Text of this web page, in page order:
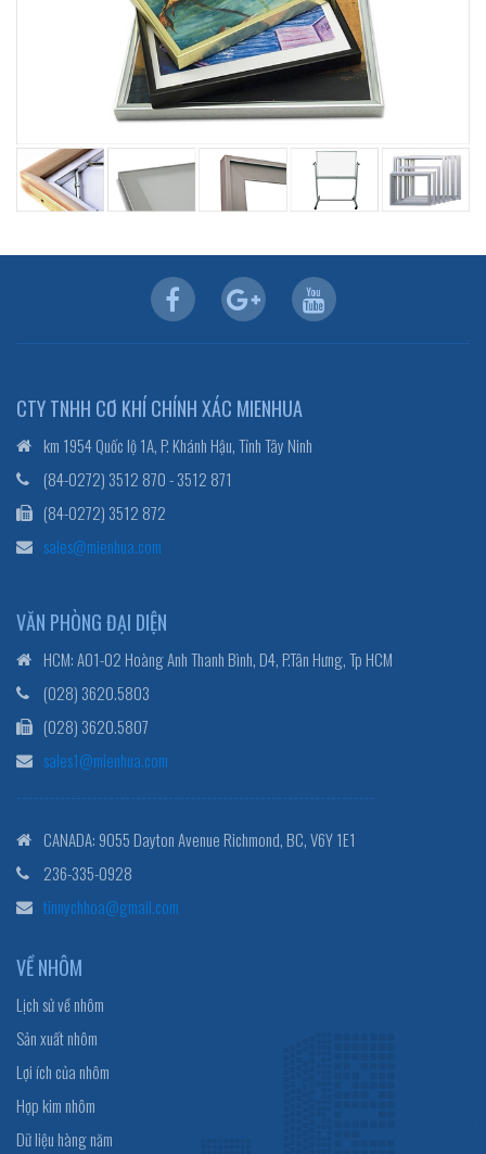
CTY TNHH CƠ KHÍ CHÍNH XÁC MIENHUA
km 1954 Quốc lộ 1A, P. Khánh Hậu, Tỉnh Tây Ninh
(84-0272) 3512 870 - 3512 871
(84-0272) 3512 872
sales@mienhua.com
VĂN PHÒNG ĐẠI DIỆN
HCM: A01-02 Hoàng Anh Thanh Bình, D4, P.Tân Hưng, Tp HCM
(028) 3620.5803
(028) 3620.5807
sales1@mienhua.com
------------------------------------------------------------------
CANADA: 9055 Dayton Avenue Richmond, BC, V6Y 1E1
236-335-0928
tinnychhoa@gmail.com
VỀ NHÔM
Lịch sử về nhôm
Sản xuất nhôm
Lợi ích của nhôm
Hợp kim nhôm
Dữ liệu hàng năm